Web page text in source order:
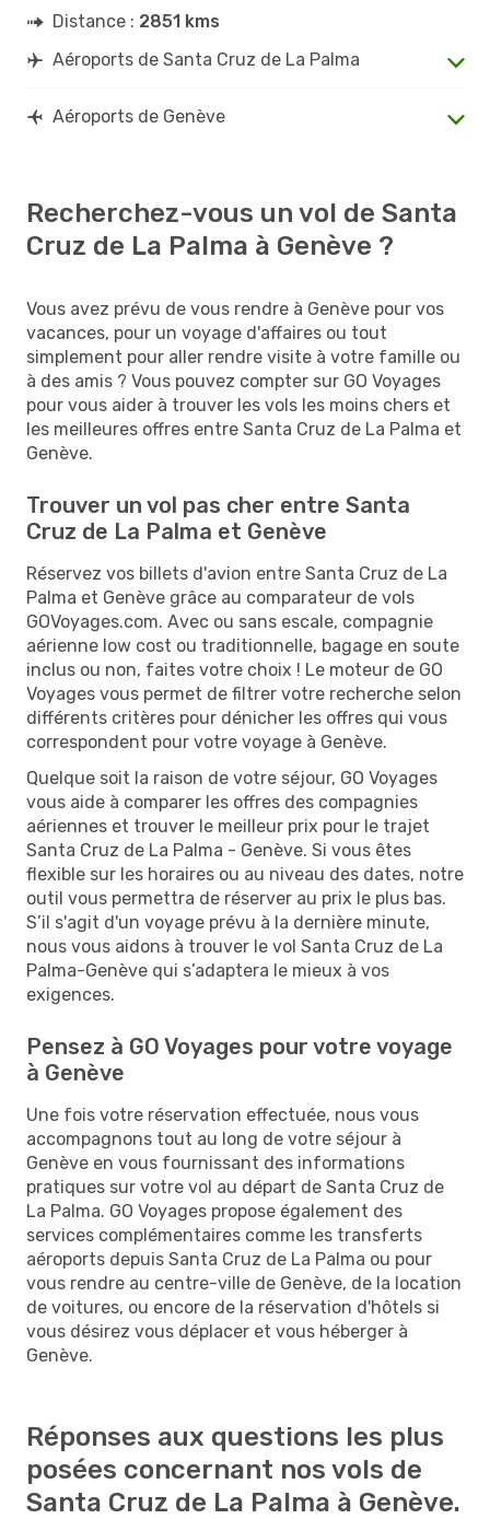
Distance : 2851 kms
Aéroports de Santa Cruz de La Palma
Aéroports de Genève
Recherchez-vous un vol de Santa
Cruz de La Palma à Genève ?
Vous avez prévu de vous rendre à Genève pour vos
vacances, pour un voyage d'affaires ou tout
simplement pour aller rendre visite à votre famille ou
à des amis ? Vous pouvez compter sur GO Voyages
pour vous aider à trouver les vols les moins chers et
les meilleures offres entre Santa Cruz de La Palma et
Genève.
Trouver un vol pas cher entre Santa
Cruz de La Palma et Genève
Réservez vos billets d'avion entre Santa Cruz de La
Palma et Genève grâce au comparateur de vols
GOVoyages.com. Avec ou sans escale, compagnie
aérienne low cost ou traditionnelle, bagage en soute
inclus ou non, faites votre choix ! Le moteur de GO
Voyages vous permet de filtrer votre recherche selon
différents critères pour dénicher les offres qui vous
correspondent pour votre voyage à Genève.
Quelque soit la raison de votre séjour, GO Voyages
vous aide à comparer les offres des compagnies
aériennes et trouver le meilleur prix pour le trajet
Santa Cruz de La Palma - Genève. Si vous êtes
flexible sur les horaires ou au niveau des dates, notre
outil vous permettra de réserver au prix le plus bas.
S’il s'agit d'un voyage prévu à la dernière minute,
nous vous aidons à trouver le vol Santa Cruz de La
Palma-Genève qui s’adaptera le mieux à vos
exigences.
Pensez à GO Voyages pour votre voyage
à Genève
Une fois votre réservation effectuée, nous vous
accompagnons tout au long de votre séjour à
Genève en vous fournissant des informations
pratiques sur votre vol au départ de Santa Cruz de
La Palma. GO Voyages propose également des
services complémentaires comme les transferts
aéroports depuis Santa Cruz de La Palma ou pour
vous rendre au centre-ville de Genève, de la location
de voitures, ou encore de la réservation d'hôtels si
vous désirez vous déplacer et vous héberger à
Genève.
Réponses aux questions les plus
posées concernant nos vols de
Santa Cruz de La Palma à Genève.